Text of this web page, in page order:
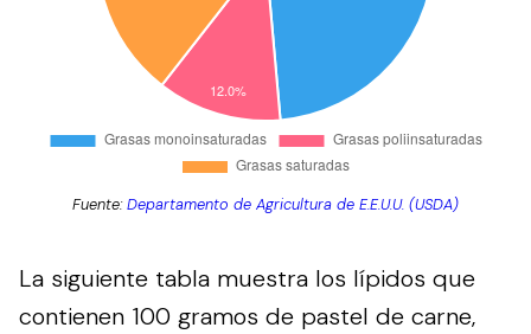
Fuente:Departamento de Agricultura de E.E.U.U. (USDA)
La siguiente tabla muestra los lípidos que
contienen 100 gramos de pastel de carne,